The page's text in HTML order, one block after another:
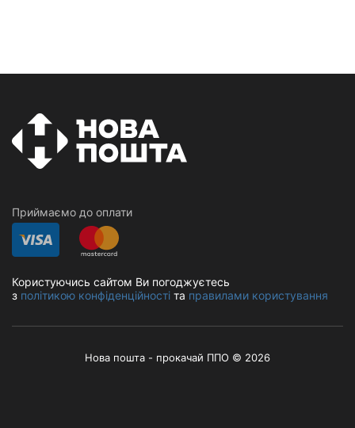
Приймаємо до оплати
Користуючись сайтом Ви погоджуєтесь
з політикою конфіденційності та правилами користування
Нова пошта - прокачай ППО © 2026